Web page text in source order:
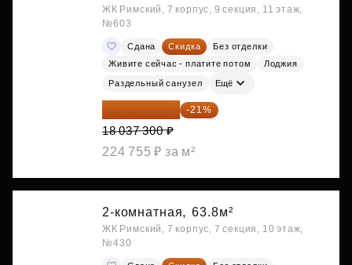
ЖК Римский, 7 корпус, 9 секция, 11 этаж,
№603
Сдана Скидка
Без отделки
Живите сейчас - платите потом
Лоджия
Раздельный санузел Ещё
14 249 467 ₽ -21%
18 037 300 ₽
224 755 ₽ за м²
2-комнатная, 63.8м²
ЖК Римский, 7 корпус, 7 секция, 10 этаж,
№430